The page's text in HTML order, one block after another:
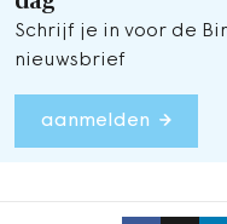
Schrijf je in voor de
nieuwsbrief
aanmelden